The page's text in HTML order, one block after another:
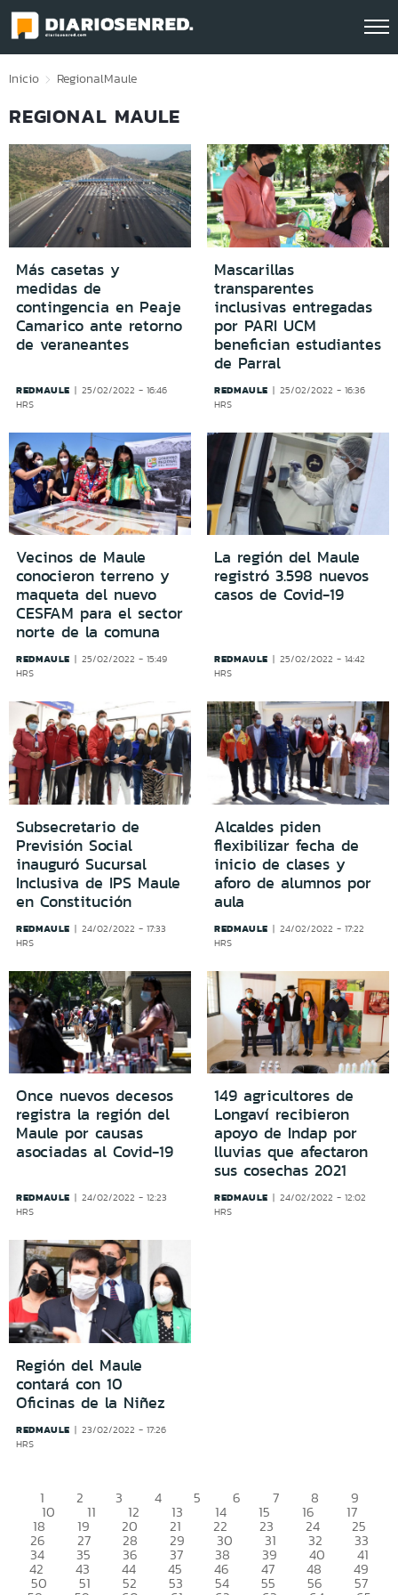
Click acá para ir directamente al contenido
Inicio RegionalMaule
REGIONAL MAULE
Más casetas y
medidas de
contingencia en Peaje
Camarico ante retorno
de veraneantes
REDMAULE
25/02/2022 - 16:46
HRS
Mascarillas
transparentes
inclusivas entregadas
por PARI UCM
benefician estudiantes
de Parral
REDMAULE
25/02/2022 - 16:36
HRS
Vecinos de Maule
conocieron terreno y
maqueta del nuevo
CESFAM para el sector
norte de la comuna
REDMAULE
25/02/2022 - 15:49
HRS
La región del Maule
registró 3.598 nuevos
casos de Covid-19
REDMAULE
25/02/2022 - 14:42
HRS
Subsecretario de
Previsión Social
inauguró Sucursal
Inclusiva de IPS Maule
en Constitución
REDMAULE
24/02/2022 - 17:33
HRS
Alcaldes piden
flexibilizar fecha de
inicio de clases y
aforo de alumnos por
aula
REDMAULE
24/02/2022 - 17:22
HRS
Once nuevos decesos
registra la región del
Maule por causas
asociadas al Covid-19
REDMAULE
24/02/2022 - 12:23
HRS
149 agricultores de
Longaví recibieron
apoyo de Indap por
lluvias que afectaron
sus cosechas 2021
REDMAULE
24/02/2022 - 12:02
HRS
Región del Maule
contará con 10
Oficinas de la Niñez
REDMAULE
23/02/2022 - 17:26
HRS
1 2 3 4 5 6 7 8 9
10 11 12 13 14 15 16 17
18 19 20 21 22 23 24 25
26 27 28 29 30 31 32 33
34 35 36 37 38 39 40 41
42 43 44 45 46 47 48 49
50 51 52 53 54 55 56 57